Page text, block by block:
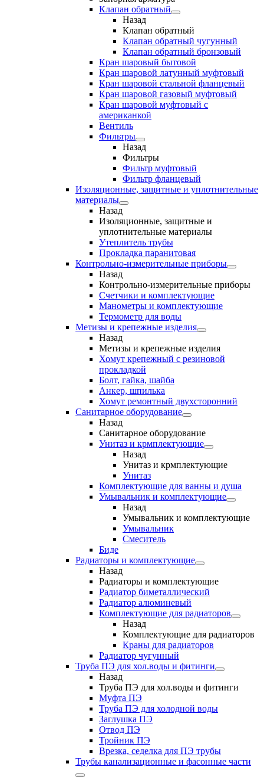
Клапан обратный
Назад
Клапан обратный
Клапан обратный чугунный
Клапан обратный бронзовый
Кран шаровый бытовой
Кран шаровой латунный муфтовый
Кран шаровой стальной фланцевый
Кран шаровой газовый муфтовый
Кран шаровой муфтовый с
американкой
Вентиль
Фильтры
Назад
Фильтры
Фильтр муфтовый
Фильтр фланцевый
Изоляционные, защитные и уплотнительные
материалы
Назад
Изоляционные, защитные и
уплотнительные материалы
Утеплитель трубы
Прокладка паранитовая
Контрольно-измерительные приборы
Назад
Контрольно-измерительные приборы
Счетчики и комплектующие
Манометры и комплектующие
Термометр для воды
Метизы и крепежные изделия
Назад
Метизы и крепежные изделия
Хомут крепежный с резиновой
прокладкой
Болт, гайка, шайба
Анкер, шпилька
Хомут ремонтный двухсторонний
Санитарное оборудование
Назад
Санитарное оборудование
Унитаз и крмплектующие
Назад
Унитаз и крмплектующие
Унитаз
Комплектующие для ванны и душа
Умывальник и комплектующие
Назад
Умывальник и комплектующие
Умывальник
Смеситель
Биде
Радиаторы и комплектующие
Назад
Радиаторы и комплектующие
Радиатор биметаллический
Радиатор алюминевый
Комплектующие для радиаторов
Назад
Комплектующие для радиаторов
Краны для радиаторов
Радиатор чугунный
Труба ПЭ для хол.воды и фитинги
Назад
Труба ПЭ для хол.воды и фитинги
Муфта ПЭ
Труба ПЭ для холодной воды
Заглушка ПЭ
Отвод ПЭ
Тройник ПЭ
Врезка, седелка для ПЭ трубы
Трубы канализационные и фасонные части